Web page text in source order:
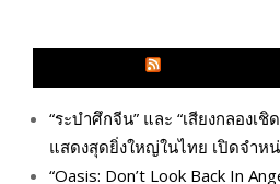
“ระบำศึกจีน” และ “เสียงกลองเชิ
แสดงสุดยิ่งใหญ่ในไทย เปิดจำห
“Oasis: Don’t Look Back In